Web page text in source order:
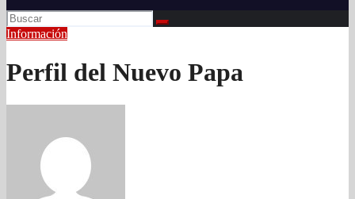
Información
Perfil del Nuevo Papa